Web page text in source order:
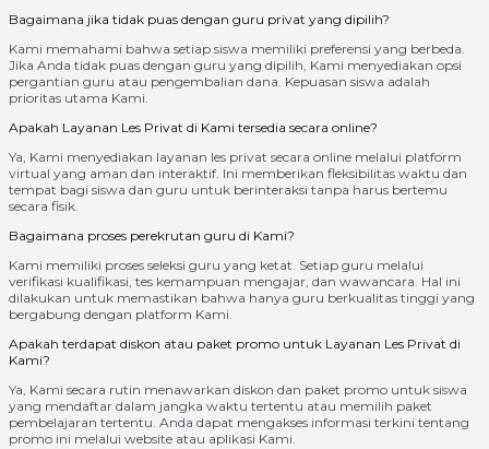
Bagaimana jika tidak puas dengan guru privat yang dipilih?
Kami memahami bahwa setiap siswa memiliki preferensi yang berbeda.
Jika Anda tidak puas dengan guru yang dipilih, Kami menyediakan opsi
pergantian guru atau pengembalian dana. Kepuasan siswa adalah
prioritas utama Kami.
Apakah Layanan Les Privat di Kami tersedia secara online?
Ya, Kami menyediakan layanan les privat secara online melalui platform
virtual yang aman dan interaktif. Ini memberikan fleksibilitas waktu dan
tempat bagi siswa dan guru untuk berinteraksi tanpa harus bertemu
secara fisik.
Bagaimana proses perekrutan guru di Kami?
Kami memiliki proses seleksi guru yang ketat. Setiap guru melalui
verifikasi kualifikasi, tes kemampuan mengajar, dan wawancara. Hal ini
dilakukan untuk memastikan bahwa hanya guru berkualitas tinggi yang
bergabung dengan platform Kami.
Apakah terdapat diskon atau paket promo untuk Layanan Les Privat di
Kami?
Ya, Kami secara rutin menawarkan diskon dan paket promo untuk siswa
yang mendaftar dalam jangka waktu tertentu atau memilih paket
pembelajaran tertentu. Anda dapat mengakses informasi terkini tentang
promo ini melalui website atau aplikasi Kami.